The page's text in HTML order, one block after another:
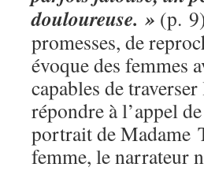
douloureuse. » (p.
promesses, de
évoque des femmes
capables de
répondre à l’appel
portrait de Madame
femme, le narrateur